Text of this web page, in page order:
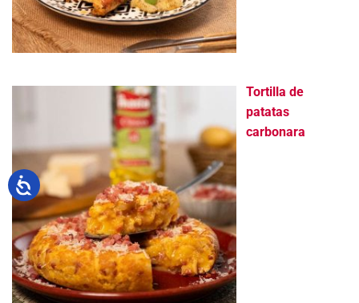
Tortilla de
patatas
carbonara